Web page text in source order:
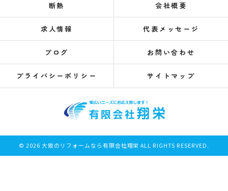
断熱 会社概要
求人情報 代表メッセージ
ブログ お問い合わせ
プライバシーポリシー サイトマップ
© 2026 大阪のリフォームなら有限会社翔栄 ALL RIGHTS RESERVED.